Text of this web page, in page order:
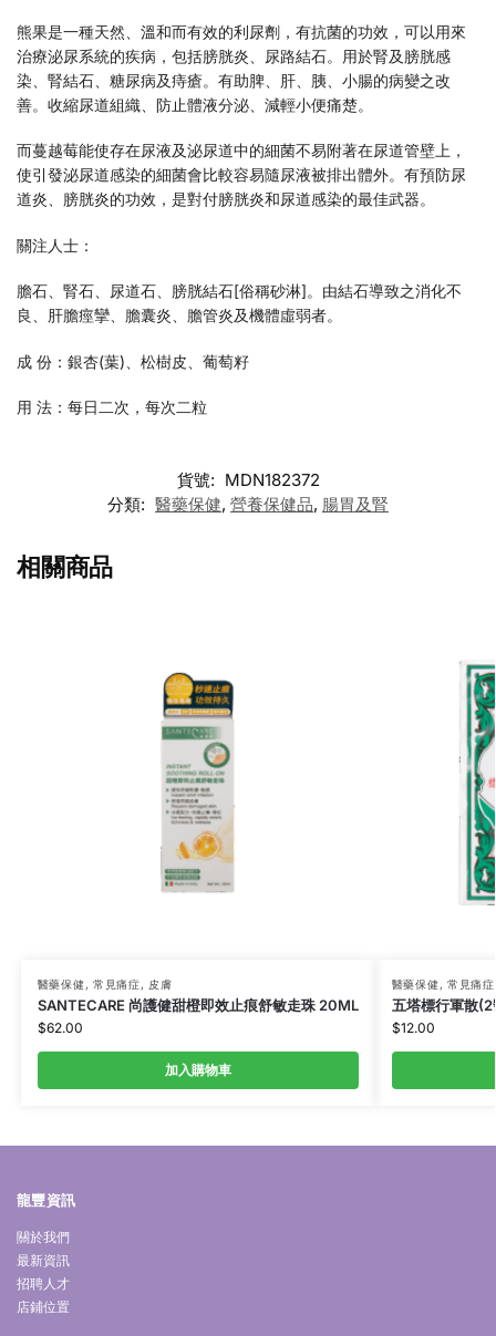
熊果是一種天然、溫和而有效的利尿劑，有抗菌的功效，可以用來
治療泌尿系統的疾病，包括膀胱炎、尿路結石。用於腎及膀胱感
染、腎結石、糖尿病及痔瘡。有助脾、肝、胰、小腸的病變之改
善。收縮尿道組織、防止體液分泌、減輕小便痛楚。
而蔓越莓能使存在尿液及泌尿道中的細菌不易附著在尿道管壁上，
使引發泌尿道感染的細菌會比較容易隨尿液被排出體外。有預防尿
道炎、膀胱炎的功效，是對付膀胱炎和尿道感染的最佳武器。
關注人士：
膽石、腎石、尿道石、膀胱結石[俗稱砂淋]。由結石導致之消化不
良、肝膽痙攣、膽囊炎、膽管炎及機體虛弱者。
成 份：銀杏(葉)、松樹皮、葡萄籽
用 法：每日二次，每次二粒
貨號: MDN182372
分類: 醫藥保健, 營養保健品, 腸胃及腎
相關商品
醫藥保健, 常見痛症, 皮膚
SANTECARE 尚護健甜橙即效止痕舒敏走珠 20ML
$62.00
加入購物車
醫藥保健, 常見痛症
五塔標行軍散
$12.00
龍豐資訊
關於我們
最新資訊
招聘人才
店鋪位置